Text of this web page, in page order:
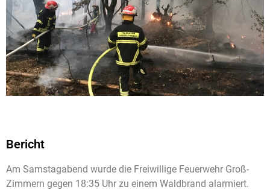
Bericht
Am Samstagabend wurde die Freiwillige Feuerwehr Groß-
Zimmern gegen 18:35 Uhr zu einem Waldbrand alarmiert.